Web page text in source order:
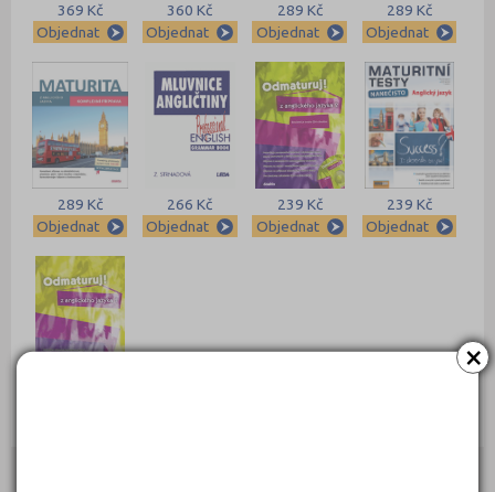
×
369 Kč
Objednat
360 Kč
Objednat
289 Kč
Objednat
289 Kč
Objednat
289 Kč
Objednat
266 Kč
Objednat
239 Kč
Objednat
239 Kč
Objednat